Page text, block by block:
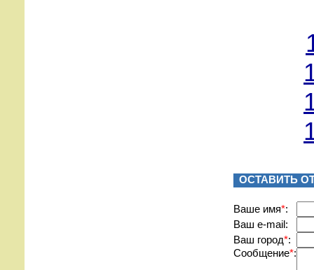
ОСТАВИТЬ
Вашe имя*:
Ваш e-mail:
Ваш город*:
Сообщение*: